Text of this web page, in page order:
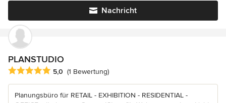
Nachricht
PLANSTUDIO
Durchschnittliche Bewertung: 5 von 5 Sternen
5,0 (1 Bewertung)
Planungsbüro für RETAIL - EXHIBITION - RESIDENTIAL -